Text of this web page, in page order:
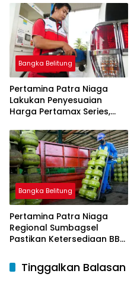
Penyaluran BBM Subsidi
bagi Nelayan melalui
Aplikasi XSTAR
Bangka Belitung
Pertamina Patra Niaga
Lakukan Penyesuaian
Harga Pertamax Series,
Subsidi Tetap
Bangka Belitung
Pertamina Patra Niaga
Regional Sumbagsel
Pastikan Ketersediaan BBM
Ramadan dan Menjelang
Idulfitri
Tinggalkan Balasan